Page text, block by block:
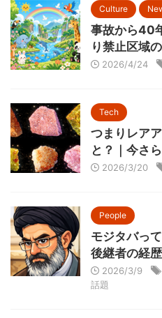
Culture
事故から40
り禁止区域
2026/4/24
Tech
つまりレア
と？｜今さ
2026/3/20
People
モジタバっ
後継者の経
2026/3/9
話題